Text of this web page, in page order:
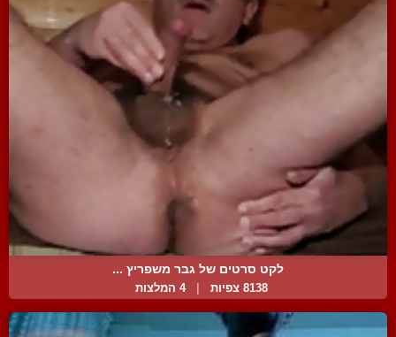
לקט סרטים של גבר משפריץ ...
8138 צפיות 4 המלצות